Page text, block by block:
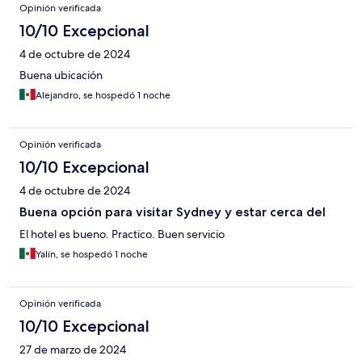
Opinión verificada
10/10 Excepcional
4 de octubre de 2024
Buena ubicación
Alejandro, se hospedó 1 noche
Opinión verificada
10/10 Excepcional
4 de octubre de 2024
Buena opción para visitar Sydney y estar cerca del
El hotel es bueno. Practico. Buen servicio
Yalín, se hospedó 1 noche
Opinión verificada
10/10 Excepcional
27 de marzo de 2024